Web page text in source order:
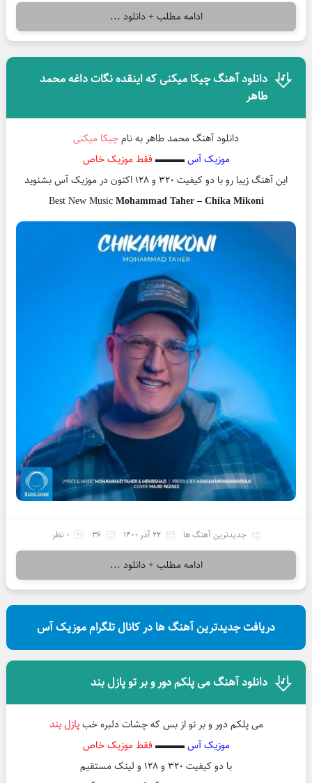
ادامه مطلب + دانلود ...
دانلود آهنگ چیکا میکنی که اینقده نگات داغه محمد
طاهر
دانلود آهنگ محمد طاهر به نامچیکا میکنی
موزیک آس▬▬▬ فقط موزیک خاص
این آهنگ زیبا رو با دو کیفیت ۳۲۰ و ۱۲۸ اکنون در موزیک آس بشنوید
Best New MusicMohammad Taher – Chika Mikoni
جدیدترین آهنگ ها 22 آذر 1400 36 0 نظر
ادامه مطلب + دانلود ...
دریافت جدیدترین آهنگ ها در کانال تلگرام موزیک آس
دانلود آهنگ می پلکم دور و بر تو پازل بند
می پلکم دور و بر تو از بس که چشات دلبره خبپازل بند
موزیک آس▬▬▬ فقط موزیک خاص
با دو کیفیت ۳۲۰ و ۱۲۸ و لینک مستقیم